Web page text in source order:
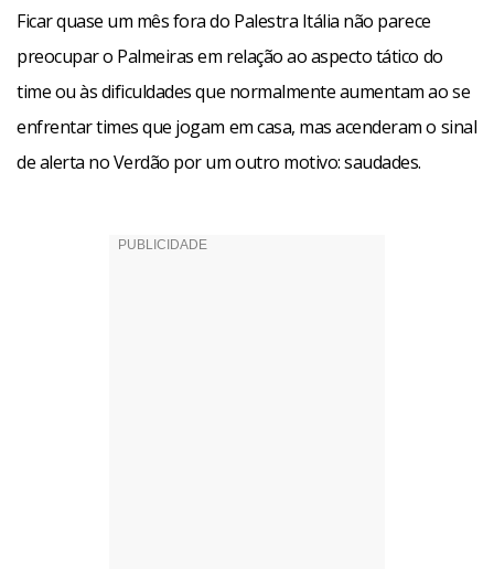
Ficar quase um mês fora do Palestra Itália não parece
preocupar o Palmeiras em relação ao aspecto tático do
time ou às dificuldades que normalmente aumentam ao se
enfrentar times que jogam em casa, mas acenderam o sinal
de alerta no Verdão por um outro motivo: saudades.